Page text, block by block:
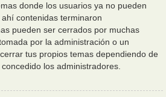
donde los usuarios ya no pueden
contenidas terminaron
pueden ser cerrados por muchas
por la administración o un
tus propios temas dependiendo de
los administradores.